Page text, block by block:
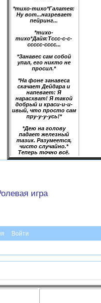
*тихо-тихо*Галатея:
Ну вот...назревает
пейринг...
*тихо-
тихо*Дайя:Тссс-с-с-
ссссс-сссс...
*Занавес сам собой
упал, его никто не
просил.*
*На фоне занавеса
скачает Дейдара и
напевает: Я
нарасхват! Я такой
добрый и краси-и-и-
ивый, что просто сам
пру-у-у-усь!*
*Дею на голову
падает железный
тазик. Разумеется,
чисто случайно.*
Теперь точно всё.
игра
Войти